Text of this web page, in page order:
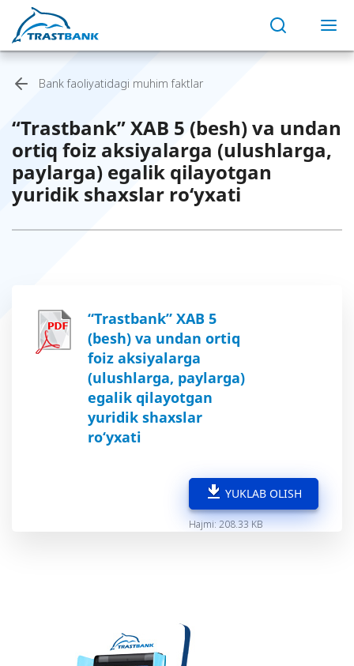
Bank faoliyatidagi muhim faktlar
“Trastbank” XAB 5 (besh) va undan
ortiq foiz aksiyalarga (ulushlarga,
paylarga) egalik qilayotgan
yuridik shaxslar ro‘yxati
“Trastbank” XAB 5
(besh) va undan ortiq
foiz aksiyalarga
(ulushlarga, paylarga)
egalik qilayotgan
yuridik shaxslar
ro‘yxati
YUKLAB OLISH
Hajmi: 208.33 KB